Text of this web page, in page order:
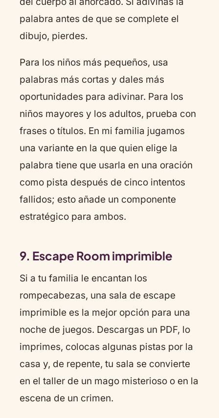
palabra antes de que se complete el
dibujo, pierdes.
Para los niños más pequeños, usa
palabras más cortas y dales más
oportunidades para adivinar. Para los
niños mayores y los adultos, prueba con
frases o títulos. En mi familia jugamos
una variante en la que quien elige la
palabra tiene que usarla en una oración
como pista después de cinco intentos
fallidos; esto añade un componente
estratégico para ambos.
9. Escape Room imprimible
Si a tu familia le encantan los
rompecabezas, una sala de escape
imprimible es la mejor opción para una
noche de juegos. Descargas un PDF, lo
imprimes, colocas algunas pistas por la
casa y, de repente, tu sala se convierte
en el taller de un mago misterioso o en la
escena de un crimen.